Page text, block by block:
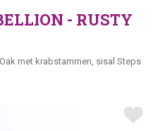
- RUSTY
met krabstammen, sisal Steps